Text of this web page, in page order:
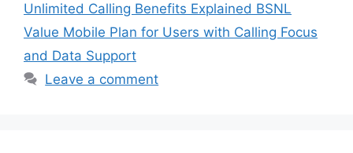
Unlimited Calling Benefits Explained BSNL
Value Mobile Plan for Users with Calling Focus
and Data Support
Leave a comment